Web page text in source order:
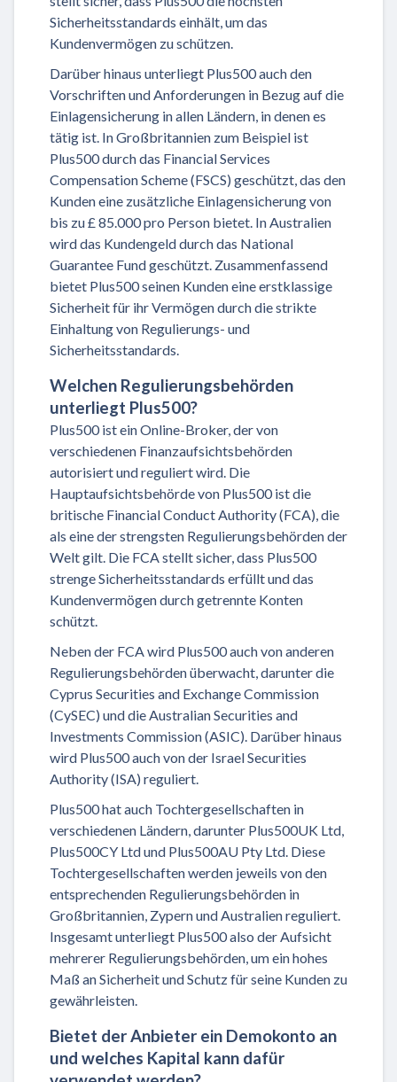
Sicherheitsstandards einhält, um das
Kundenvermögen zu schützen.
Darüber hinaus unterliegt Plus500 auch den
Vorschriften und Anforderungen in Bezug auf die
Einlagensicherung in allen Ländern, in denen es
tätig ist. In Großbritannien zum Beispiel ist
Plus500 durch das Financial Services
Compensation Scheme (FSCS) geschützt, das den
Kunden eine zusätzliche Einlagensicherung von
bis zu £ 85.000 pro Person bietet. In Australien
wird das Kundengeld durch das National
Guarantee Fund geschützt. Zusammenfassend
bietet Plus500 seinen Kunden eine erstklassige
Sicherheit für ihr Vermögen durch die strikte
Einhaltung von Regulierungs- und
Sicherheitsstandards.
Welchen Regulierungsbehörden
unterliegt Plus500?
Plus500 ist ein Online-Broker, der von
verschiedenen Finanzaufsichtsbehörden
autorisiert und reguliert wird. Die
Hauptaufsichtsbehörde von Plus500 ist die
britische Financial Conduct Authority (FCA), die
als eine der strengsten Regulierungsbehörden der
Welt gilt. Die FCA stellt sicher, dass Plus500
strenge Sicherheitsstandards erfüllt und das
Kundenvermögen durch getrennte Konten
schützt.
Neben der FCA wird Plus500 auch von anderen
Regulierungsbehörden überwacht, darunter die
Cyprus Securities and Exchange Commission
(CySEC) und die Australian Securities and
Investments Commission (ASIC). Darüber hinaus
wird Plus500 auch von der Israel Securities
Authority (ISA) reguliert.
Plus500 hat auch Tochtergesellschaften in
verschiedenen Ländern, darunter Plus500UK Ltd,
Plus500CY Ltd und Plus500AU Pty Ltd. Diese
Tochtergesellschaften werden jeweils von den
entsprechenden Regulierungsbehörden in
Großbritannien, Zypern und Australien reguliert.
Insgesamt unterliegt Plus500 also der Aufsicht
mehrerer Regulierungsbehörden, um ein hohes
Maß an Sicherheit und Schutz für seine Kunden zu
gewährleisten.
Bietet der Anbieter ein Demokonto an
und welches Kapital kann dafür